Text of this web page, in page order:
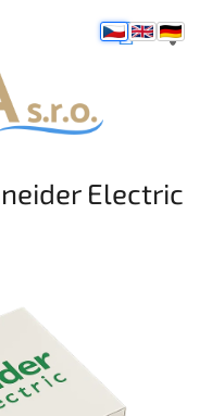
Electric